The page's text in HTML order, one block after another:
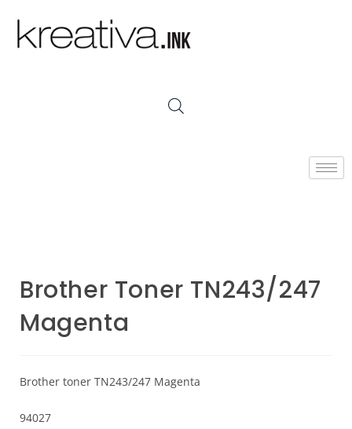
Brother Toner TN243/247
Magenta
Brother toner TN243/247 Magenta
94027